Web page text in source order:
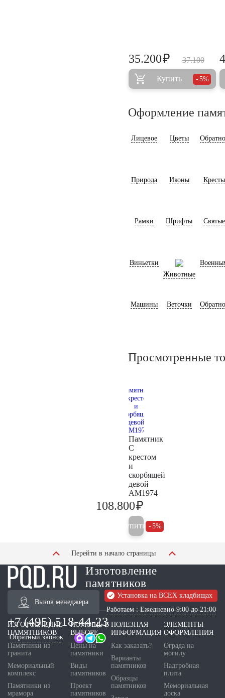
37.100
35.200₽
Купить 5%
Оформление
Лицевое Цветы
Природа Иконы Кресты
Рамки Шрифты Святые
Виньетки
Животные
Машины Веточки
Просмотренные
Памятник
С
крестом
и
скорбящей
девой
AM1974
108.800₽
Купить 5%
Перейти в начало страницы
Изготовление
памятников
Вызов менеджера
Установка на ВСЕХ кладбищах
Работаем : Ежедневно 9:00 до 21:00
+7 (495) 518-44-23
Обратный звонок
ИЗГОТОВЛЕНИЕ
ПАМЯТНИКОВ
Памятники из
гранита
Мемориальный
комплекс
Памятники из
мрамора
ПОМОЩЬ В
ВЫБОРЕ
Цены на
памятники
Виды
памятников
Проект
памятников
ПОЛЕЗНАЯ
ИНФОРМАЦИЯ
Как заказать?
Варианты
памятников
Образцы
памятников
ЭЛЕМЕНТЫ
ОФОРМЛЕНИЯ
Ограда на
могилу
Надгробная
плита
Мемориальная
доска